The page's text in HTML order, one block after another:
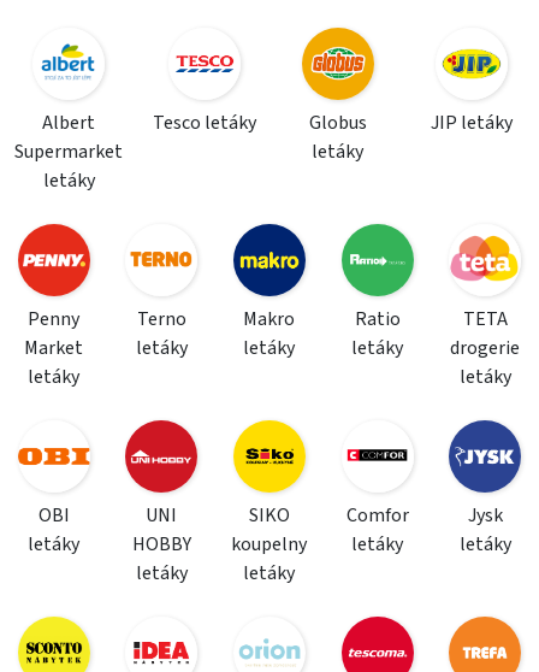
Albert
Supermarket
letáky
Tesco letáky
Globus
letáky
JIP letáky
Penny
Market
letáky
Terno
letáky
Makro
letáky
Ratio
letáky
TETA
drogerie
letáky
OBI
letáky
UNI
HOBBY
letáky
SIKO
koupelny
letáky
Comfor
letáky
Jysk
letáky